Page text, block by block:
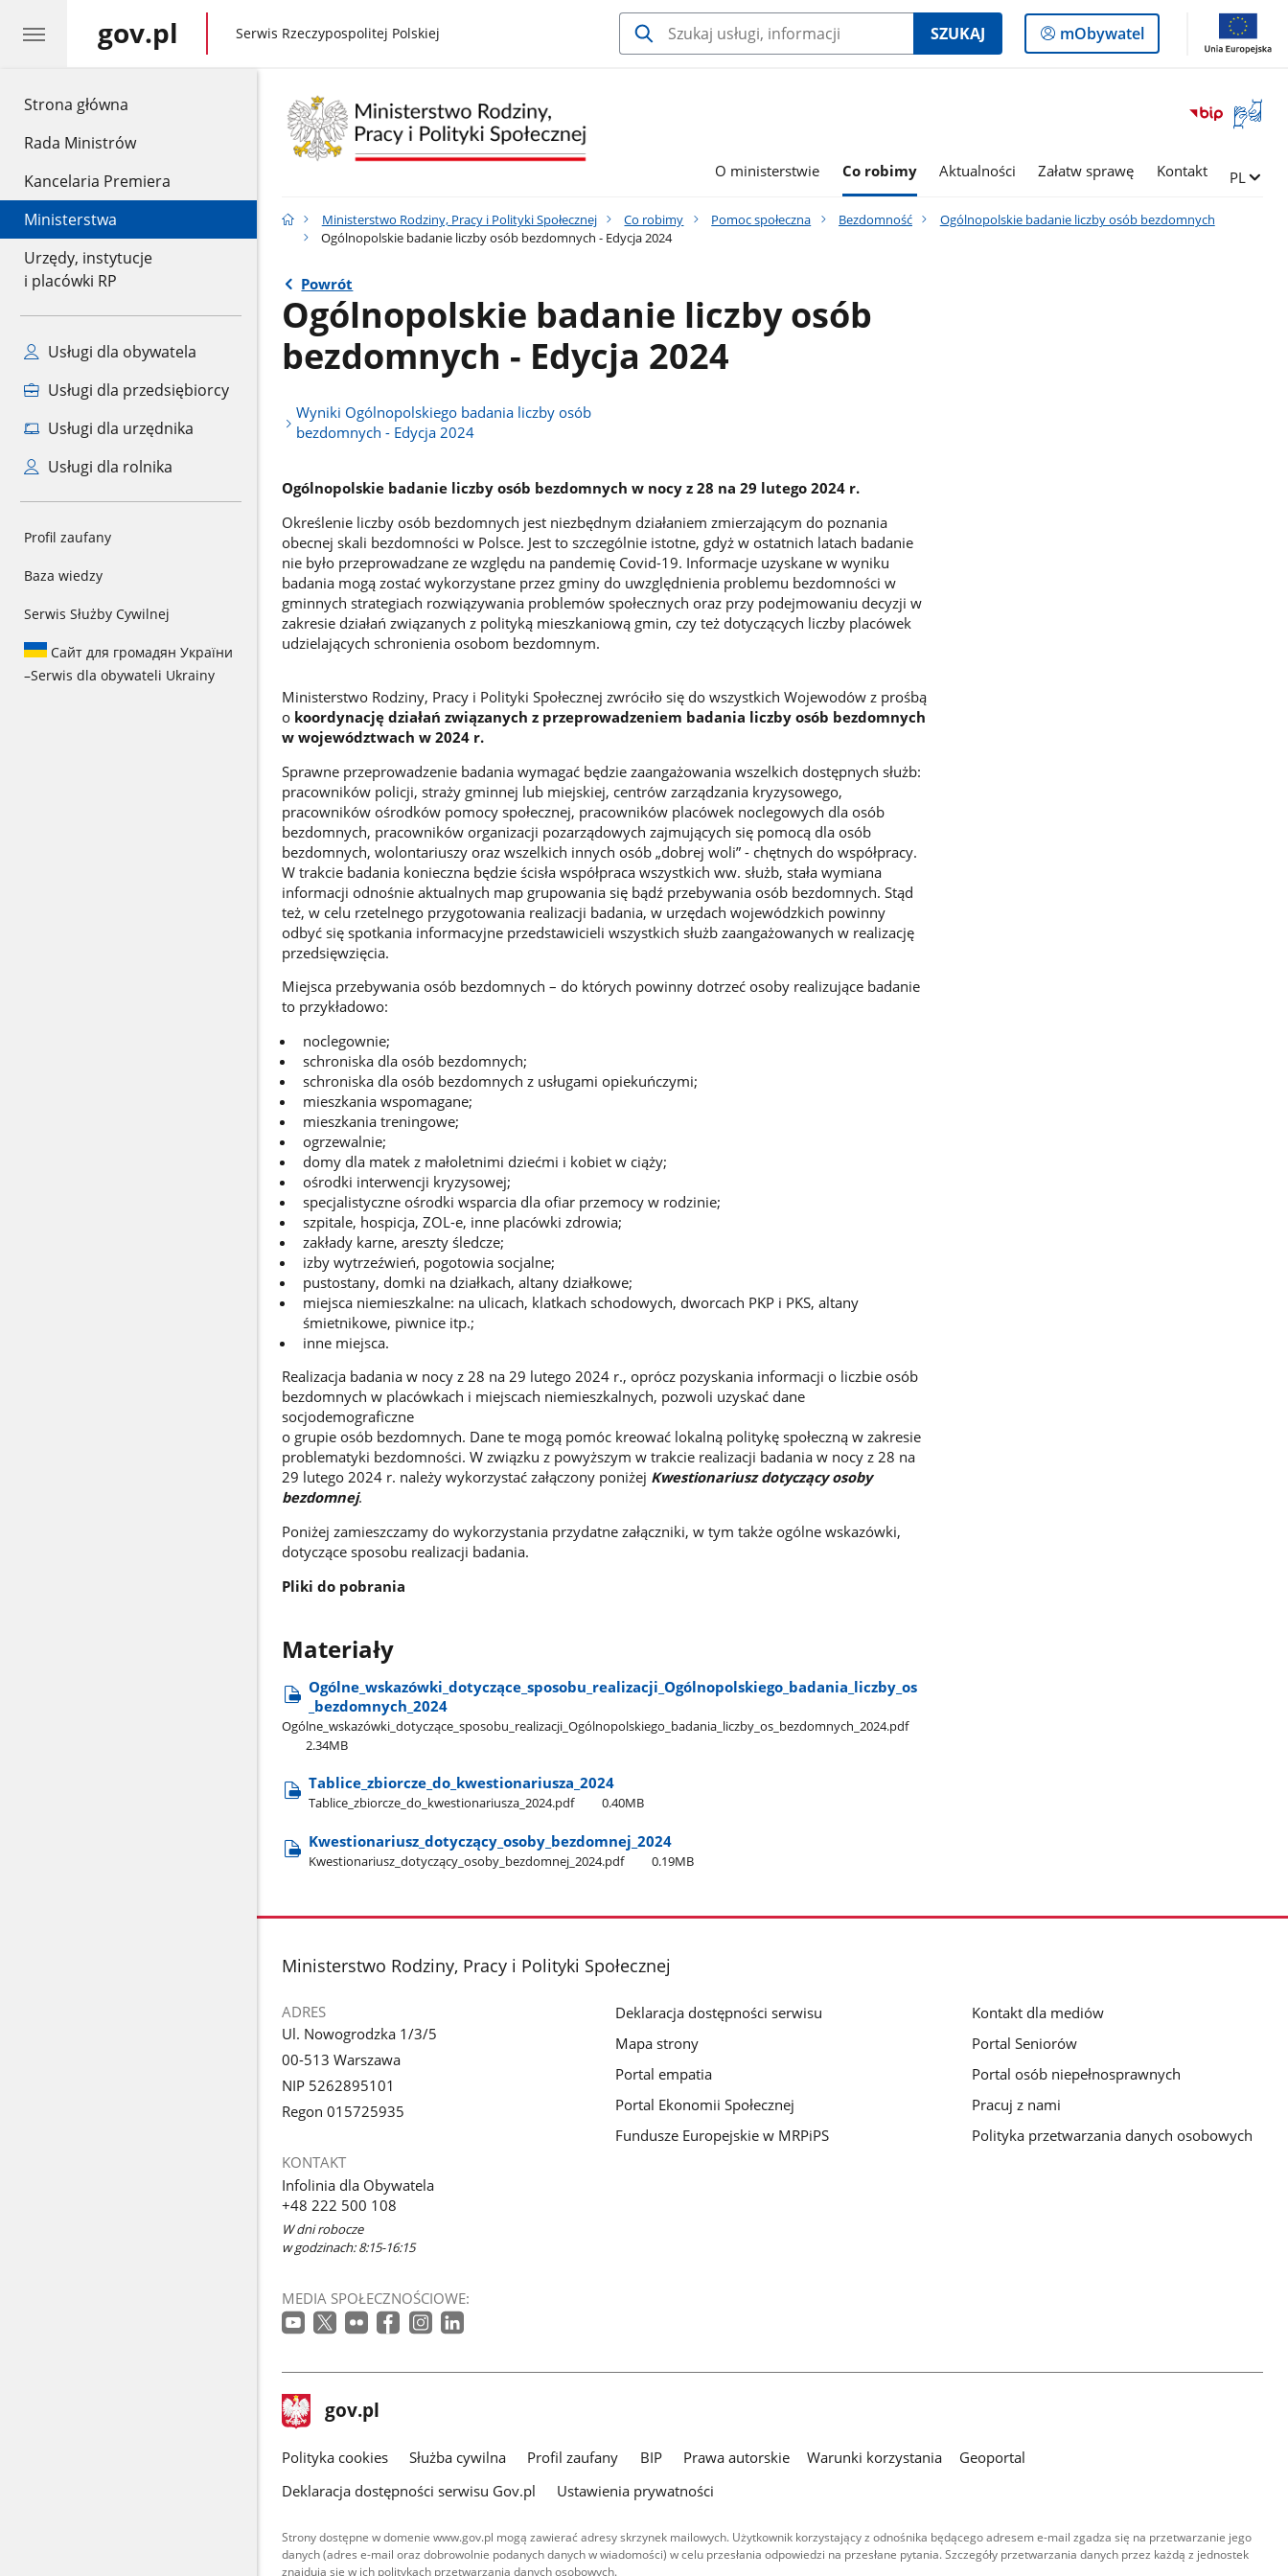
Strona główna
Rada Ministrów
Kancelaria Premiera
Ministerstwa
Urzędy, instytucje
i placówki RP
Usługi dla obywatela
Usługi dla przedsiębiorcy
Usługi dla urzędnika
Usługi dla rolnika
Profil zaufany
Baza wiedzy
Serwis Służby Cywilnej
Сайт для громадян України
–Serwis dla obywateli Ukrainy
gov.pl gov.pl
Serwis Rzeczypospolitej Polskiej SZUKAJ
Logowanie
do
mObywatel
Otwórz
okno
języka
O ministerstwie Co robimy Aktualności Załatw sprawę Kontakt Zmień
PL
Ministerstwo Rodziny, Pracy i Polityki Społecznej Co robimy Pomoc społeczna Bezdomność
Ogólnopolskie badanie liczby osób bezdomnych
Ogólnopolskie badanie liczby osób bezdomnych - Edycja 2024
Powrót
Ogólnopolskie badanie liczby osób
bezdomnych - Edycja 2024
Wyniki Ogólnopolskiego badania liczby osób
bezdomnych - Edycja 2024
Ogólnopolskie badanie liczby osób bezdomnych w nocy z 28 na 29 lutego 2024 r.
Określenie liczby osób bezdomnych jest niezbędnym działaniem zmierzającym do poznania
obecnej skali bezdomności w Polsce. Jest to szczególnie istotne, gdyż w ostatnich latach badanie
nie było przeprowadzane ze względu na pandemię Covid-19. Informacje uzyskane w wyniku
badania mogą zostać wykorzystane przez gminy do uwzględnienia problemu bezdomności w
gminnych strategiach rozwiązywania problemów społecznych oraz przy podejmowaniu decyzji w
zakresie działań związanych z polityką mieszkaniową gmin, czy też dotyczących liczby placówek
udzielających schronienia osobom bezdomnym.
Ministerstwo Rodziny, Pracy i Polityki Społecznej zwróciło się do wszystkich Wojewodów z prośbą
o koordynację działań związanych z przeprowadzeniem badania liczby osób bezdomnych
w województwach w 2024 r.
Sprawne przeprowadzenie badania wymagać będzie zaangażowania wszelkich dostępnych służb:
pracowników policji, straży gminnej lub miejskiej, centrów zarządzania kryzysowego,
pracowników ośrodków pomocy społecznej, pracowników placówek noclegowych dla osób
bezdomnych, pracowników organizacji pozarządowych zajmujących się pomocą dla osób
bezdomnych, wolontariuszy oraz wszelkich innych osób „dobrej woli” - chętnych do współpracy.
W trakcie badania konieczna będzie ścisła współpraca wszystkich ww. służb, stała wymiana
informacji odnośnie aktualnych map grupowania się bądź przebywania osób bezdomnych. Stąd
też, w celu rzetelnego przygotowania realizacji badania, w urzędach wojewódzkich powinny
odbyć się spotkania informacyjne przedstawicieli wszystkich służb zaangażowanych w realizację
przedsięwzięcia.
Miejsca przebywania osób bezdomnych – do których powinny dotrzeć osoby realizujące badanie
to przykładowo:
noclegownie;
schroniska dla osób bezdomnych;
schroniska dla osób bezdomnych z usługami opiekuńczymi;
mieszkania wspomagane;
mieszkania treningowe;
ogrzewalnie;
domy dla matek z małoletnimi dziećmi i kobiet w ciąży;
ośrodki interwencji kryzysowej;
specjalistyczne ośrodki wsparcia dla ofiar przemocy w rodzinie;
szpitale, hospicja, ZOL-e, inne placówki zdrowia;
zakłady karne, areszty śledcze;
izby wytrzeźwień, pogotowia socjalne;
pustostany, domki na działkach, altany działkowe;
miejsca niemieszkalne: na ulicach, klatkach schodowych, dworcach PKP i PKS, altany
śmietnikowe, piwnice itp.;
inne miejsca.
Realizacja badania w nocy z 28 na 29 lutego 2024 r., oprócz pozyskania informacji o liczbie osób
bezdomnych w placówkach i miejscach niemieszkalnych, pozwoli uzyskać dane
socjodemograficzne
o grupie osób bezdomnych. Dane te mogą pomóc kreować lokalną politykę społeczną w zakresie
problematyki bezdomności. W związku z powyższym w trakcie realizacji badania w nocy z 28 na
29 lutego 2024 r. należy wykorzystać załączony poniżej Kwestionariuszdotyczący osoby
bezdomnej.
Poniżej zamieszczamy do wykorzystania przydatne załączniki, w tym także ogólne wskazówki,
dotyczące sposobu realizacji badania.
Pliki do pobrania
Materiały
Ogólne​_wskazówki​_dotyczące​_sposobu​_realizacji​_Ogólnopolskiego​_badania​_liczby​_os​
_bezdomnych​_2024
Ogólne​_wskazówki​_dotyczące​_sposobu​_realizacji​_Ogólnopolskiego​_badania​_liczby​_os​_bezdomnych​_2024.pdf
2.34MB
Tablice​_zbiorcze​_do​_kwestionariusza​_2024
Tablice​_zbiorcze​_do​_kwestionariusza​_2024.pdf 0.40MB
Kwestionariusz​_dotyczący​_osoby​_bezdomnej​_2024
Kwestionariusz​_dotyczący​_osoby​_bezdomnej​_2024.pdf 0.19MB
stopka
Ministerstwo Rodziny, Pracy i Polityki Społecznej
ADRES
Ul. Nowogrodzka 1/3/5
00-513 Warszawa
NIP 5262895101
Regon 015725935
KONTAKT
Infolinia dla Obywatela
+48 222 500 108
W dni robocze
w godzinach: 8:15-16:15
MEDIA SPOŁECZNOŚCIOWE:
Deklaracja dostępności serwisu
Mapa strony
Portal empatia
Portal Ekonomii Społecznej
Fundusze Europejskie w MRPiPS
Kontakt dla mediów
Portal Seniorów
Portal osób niepełnosprawnych
Pracuj z nami
Polityka przetwarzania danych osobowych
stopka
gov.pl Strona
gov.pl
gov.pl
Polityka cookies Służba cywilna Profil zaufany BIP Prawa autorskie Warunki korzystania
Geoportal
Deklaracja dostępności serwisu Gov.pl
Ustawienia prywatności
Strony dostępne w domenie www.gov.pl mogą zawierać adresy skrzynek mailowych. Użytkownik korzystający z odnośnika będącego adresem e-mail zgadza się na przetwarzanie jego
danych (adres e-mail oraz dobrowolnie podanych danych w wiadomości) w celu przesłania odpowiedzi na przesłane pytania. Szczegóły przetwarzania danych przez każdą z jednostek
znajdują się w ich politykach przetwarzania danych osobowych.